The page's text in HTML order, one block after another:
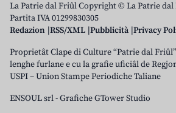
La Patrie dal Friûl Copyright © La Patrie
Partita IVA 01299830305
Redazion RSS/XML Pubblicità Privacy
Proprietât Clape di Culture “Patrie dal
lenghe furlane e cu la grafie uficiâl de
USPI – Union Stampe Periodiche Taliane
ENSOUL srl-Grafiche GTower Studio